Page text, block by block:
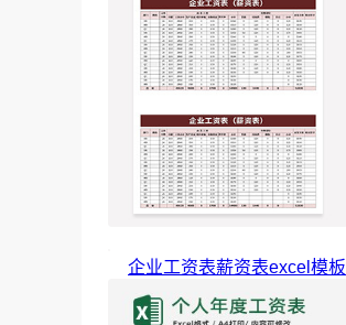
企业工资表薪资表excel模板